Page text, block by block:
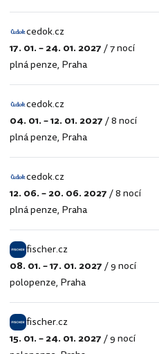
cedok.cz
cedok.cz
17. 01. – 24. 01. 2027/7 nocí
plná penze, Praha
cedok.cz
cedok.cz
04. 01. – 12. 01. 2027/8 nocí
plná penze, Praha
cedok.cz
cedok.cz
12. 06. – 20. 06. 2027/8 nocí
plná penze, Praha
fischer.cz
fischer.cz
08. 01. – 17. 01. 2027/9 nocí
polopenze, Praha
fischer.cz
fischer.cz
15. 01. – 24. 01. 2027/9 nocí